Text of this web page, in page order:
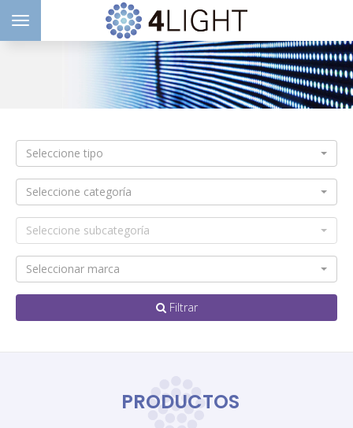
Toggle navigation
Seleccione tipo
Seleccione categoría
Seleccione subcategoría
Seleccionar marca
Filtrar
PRODUCTOS